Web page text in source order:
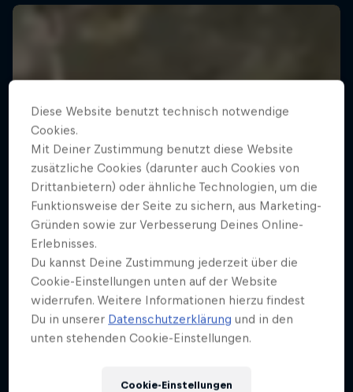
Diese Website benutzt technisch notwendige
Cookies.
Mit Deiner Zustimmung benutzt diese Website
zusätzliche Cookies (darunter auch Cookies von
Drittanbietern) oder ähnliche Technologien, um die
Funktionsweise der Seite zu sichern, aus Marketing-
Gründen sowie zur Verbesserung Deines Online-
Erlebnisses.
Du kannst Deine Zustimmung jederzeit über die
Cookie-Einstellungen unten auf der Website
widerrufen. Weitere Informationen hierzu findest
Du in unserer Datenschutzerklärung und in den
unten stehenden Cookie-Einstellungen.
Cookie-Einstellungen